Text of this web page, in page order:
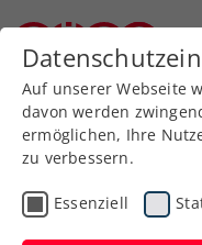
Zurück zur
Rollstuhltennis
Auf unserer Webseite
davon werden
ermöglichen, Ihre
zu verbessern.
Essenziell